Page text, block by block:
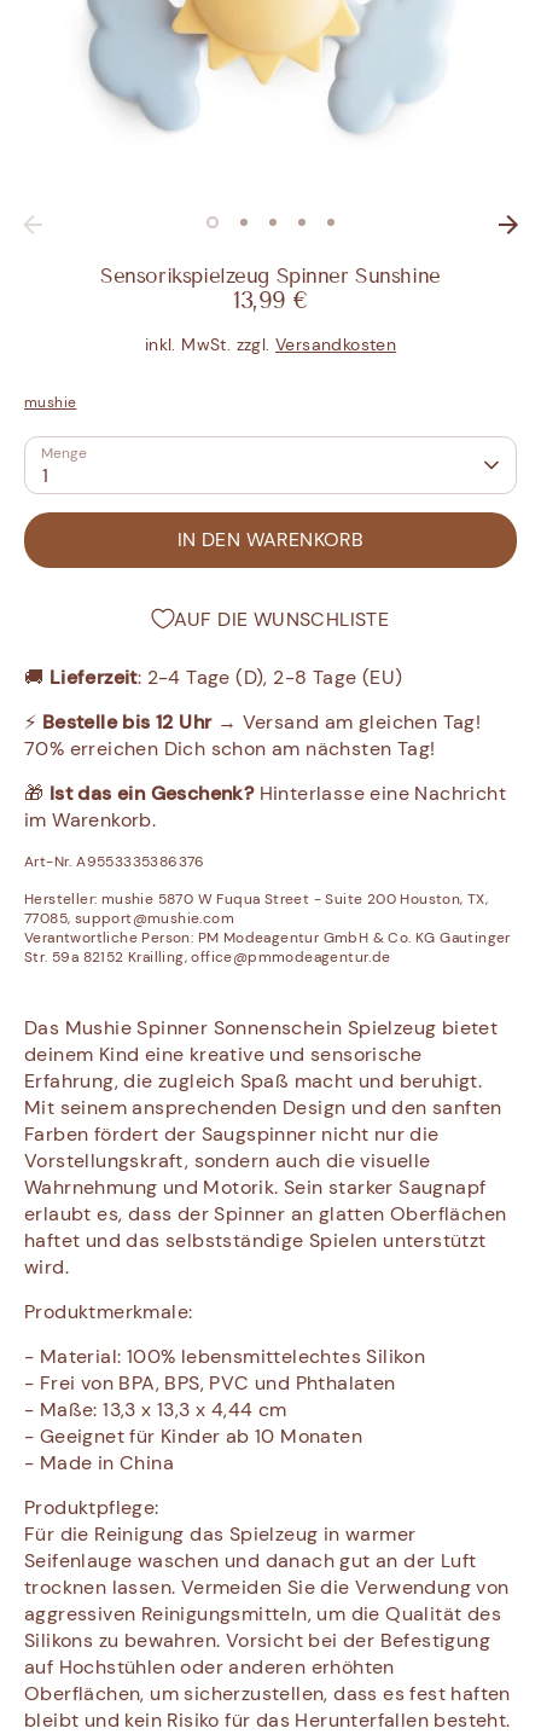
Sensorikspielzeug Spinner Sunshine
13,99 €
inkl. MwSt. zzgl. Versandkosten
mushie
Menge
1
IN DEN WARENKORB
AUF DIE WUNSCHLISTE
🚚 Lieferzeit: 2-4 Tage (D), 2-8 Tage (EU)
⚡ Bestelle bis 12 Uhr→ Versand am gleichen Tag!
70% erreichen Dich schon am nächsten Tag!
🎁 Ist das ein Geschenk? Hinterlasse eine Nachricht
im Warenkorb.
Art-Nr. A9553335386376
Hersteller: mushie 5870 W Fuqua Street - Suite 200 Houston, TX,
77085, support@mushie.com
Verantwortliche Person: PM Modeagentur GmbH & Co. KG Gautinger
Str. 59a 82152 Krailling, office@pmmodeagentur.de
Das Mushie Spinner Sonnenschein Spielzeug bietet
deinem Kind eine kreative und sensorische
Erfahrung, die zugleich Spaß macht und beruhigt.
Mit seinem ansprechenden Design und den sanften
Farben fördert der Saugspinner nicht nur die
Vorstellungskraft, sondern auch die visuelle
Wahrnehmung und Motorik. Sein starker Saugnapf
erlaubt es, dass der Spinner an glatten Oberflächen
haftet und das selbstständige Spielen unterstützt
wird.
Produktmerkmale:
- Material: 100% lebensmittelechtes Silikon
- Frei von BPA, BPS, PVC und Phthalaten
- Maße: 13,3 x 13,3 x 4,44 cm
- Geeignet für Kinder ab 10 Monaten
- Made in China
Produktpflege:
Für die Reinigung das Spielzeug in warmer
Seifenlauge waschen und danach gut an der Luft
trocknen lassen. Vermeiden Sie die Verwendung von
aggressiven Reinigungsmitteln, um die Qualität des
Silikons zu bewahren. Vorsicht bei der Befestigung
auf Hochstühlen oder anderen erhöhten
Oberflächen, um sicherzustellen, dass es fest haften
bleibt und kein Risiko für das Herunterfallen besteht.